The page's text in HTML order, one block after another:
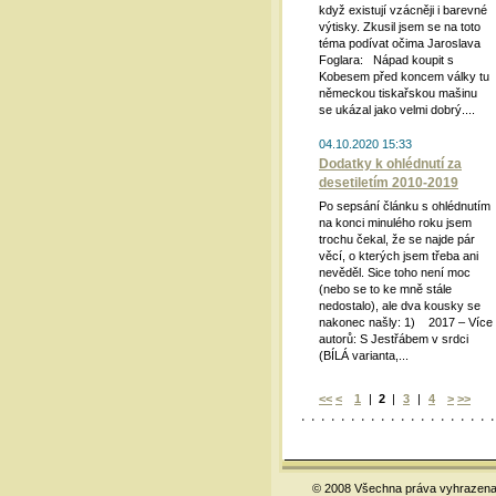
když existují vzácněji i barevné
výtisky. Zkusil jsem se na toto
téma podívat očima Jaroslava
Foglara: Nápad koupit s
Kobesem před koncem války tu
německou tiskařskou mašinu
se ukázal jako velmi dobrý....
04.10.2020 15:33
Dodatky k ohlédnutí za
desetiletím 2010-2019
Po sepsání článku s ohlédnutím
na konci minulého roku jsem
trochu čekal, že se najde pár
věcí, o kterých jsem třeba ani
nevěděl. Sice toho není moc
(nebo se to ke mně stále
nedostalo), ale dva kousky se
nakonec našly: 1) 2017 – Více
autorů: S Jestřábem v srdci
(BÍLÁ varianta,...
<< < 1 | 2 | 3 | 4 > >>
© 2008 Všechna práva